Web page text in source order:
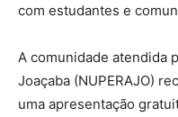
com estudantes e
A comunidade atendida
Joaçaba (NUPERAJO)
uma apresentação